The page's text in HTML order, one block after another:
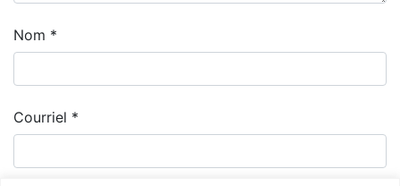
Nom *
Courriel *